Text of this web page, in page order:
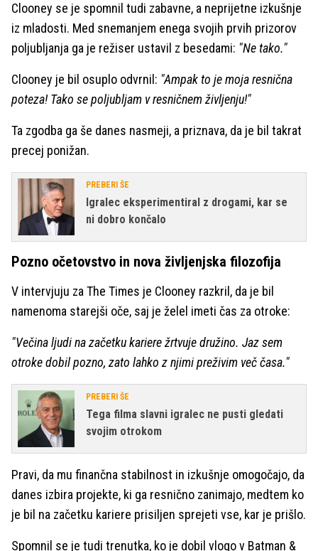
Clooney se je spomnil tudi zabavne, a neprijetne izkušnje
iz mladosti. Med snemanjem enega svojih prvih prizorov
poljubljanja ga je režiser ustavil z besedami: "Ne tako."
Clooney je bil osuplo odvrnil: "Ampak to je moja resnična
poteza! Tako se poljubljam v resničnem življenju!"
Ta zgodba ga še danes nasmeji, a priznava, da je bil takrat
precej ponižan.
PREBERI ŠE
Igralec eksperimentiral z drogami, kar se
ni dobro končalo
Pozno očetovstvo in nova življenjska filozofija
V intervjuju za The Times je Clooney razkril, da je bil
namenoma starejši oče, saj je želel imeti čas za otroke:
"Večina ljudi na začetku kariere žrtvuje družino. Jaz sem
otroke dobil pozno, zato lahko z njimi preživim več časa."
PREBERI ŠE
Tega filma slavni igralec ne pusti gledati
svojim otrokom
Pravi, da mu finančna stabilnost in izkušnje omogočajo, da
danes izbira projekte, ki ga resnično zanimajo, medtem ko
je bil na začetku kariere prisiljen sprejeti vse, kar je prišlo.
Spomnil se je tudi trenutka, ko je dobil vlogo v Batman &